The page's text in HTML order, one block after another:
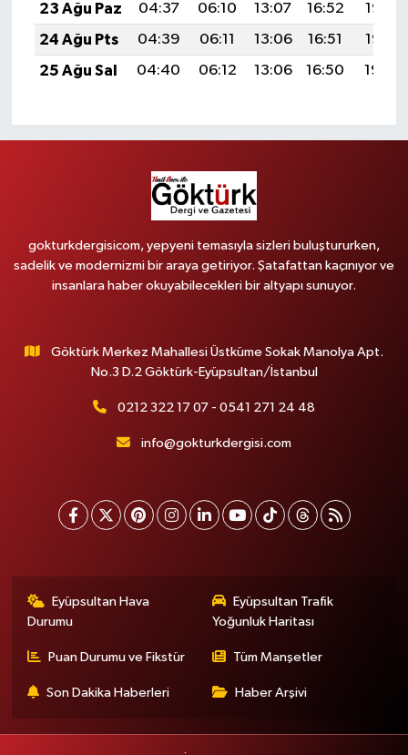
23 Ağu Paz
04:37 06:10 13:07 16:52
19:53
24 Ağu Pts
04:39 06:11 13:06 16:51
19:52
25 Ağu Sal
04:40 06:12 13:06 16:50 19:50
gokturkdergisicom, yepyeni temasıyla sizleri buluştururken,
sadelik ve modernizmi bir araya getiriyor. Şatafattan kaçınıyor ve
insanlara haber okuyabilecekleri bir altyapı sunuyor.
Göktürk Merkez Mahallesi Üstküme Sokak Manolya Apt.
No.3 D.2 Göktürk-Eyüpsultan/İstanbul
0212 322 17 07 - 0541 271 24 48
info@gokturkdergisi.com
Eyüpsultan Hava
Durumu
Eyüpsultan Trafik
Yoğunluk Haritası
Puan Durumu ve Fikstür Tüm Manşetler
Son Dakika Haberleri Haber Arşivi